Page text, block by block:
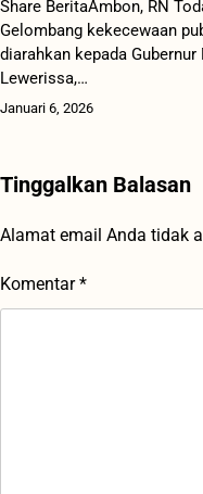
Share BeritaAmbon, RN
Gelombang kekecewaan
diarahkan kepada
Lewerissa,…
Januari 6, 2026
Tinggalkan Balasan
Alamat email Anda tidak
Komentar*